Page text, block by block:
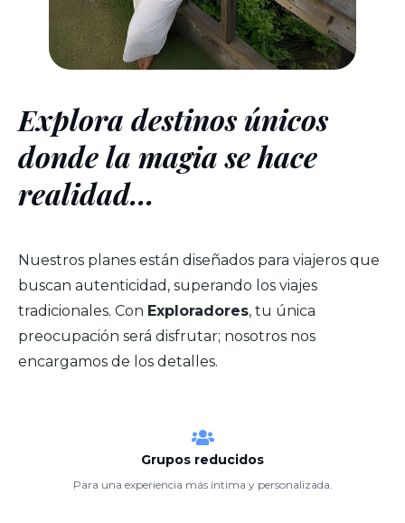
Explora destinos únicos
donde la magia se hace
realidad...
Nuestros planes están diseñados para viajeros que
buscan autenticidad, superando los viajes
tradicionales. Con Exploradores, tu única
preocupación será disfrutar; nosotros nos
encargamos de los detalles.
Grupos reducidos
Para una experiencia más íntima y personalizada.